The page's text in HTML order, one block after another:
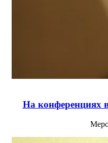
На конференциях